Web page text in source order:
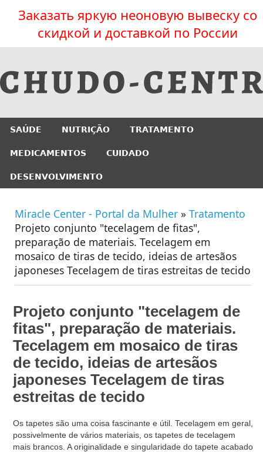
Заказать яркую неоновую вывеску со
скидкой и доставкой по России
SAÚDE NUTRIÇÃO TRATAMENTO
MEDICAMENTOS CUIDADO
DESENVOLVIMENTO
Miracle Center - Portal da Mulher » Tratamento
Projeto conjunto "tecelagem de fitas",
preparação de materiais. Tecelagem em
mosaico de tiras de tecido, ideias de artesãos
japoneses Tecelagem de tiras estreitas de tecido
Projeto conjunto "tecelagem de
fitas", preparação de materiais.
Tecelagem em mosaico de tiras
de tecido, ideias de artesãos
japoneses Tecelagem de tiras
estreitas de tecido
Os tapetes são uma coisa fascinante e útil. Tecelagem em geral,
possivelmente de vários materiais, os tapetes de tecelagem
mais brancos. A originalidade e singularidade do tapete acabado